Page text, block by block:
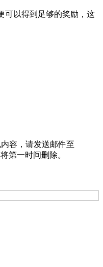
可以得到足够的奖励，这
容，请发送邮件至
第一时间删除。